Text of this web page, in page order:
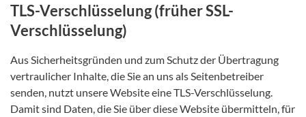
TLS-Verschlüsselung (früher SSL-
Verschlüsselung)
Aus Sicherheitsgründen und zum Schutz der Übertragung
vertraulicher Inhalte, die Sie an uns als Seitenbetreiber
senden, nutzt unsere Website eine TLS-Verschlüsselung.
Damit sind Daten, die Sie über diese Website übermitteln, für